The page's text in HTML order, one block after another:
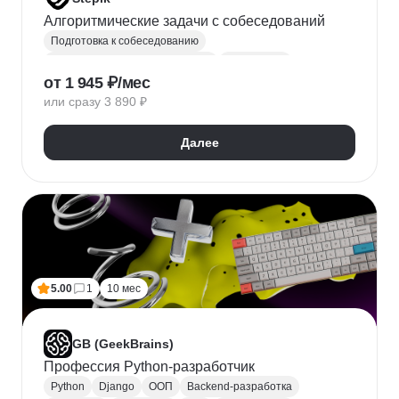
Алгоритмические задачи с собеседований
Подготовка к собеседованию
от 1 945 ₽/мес
или сразу 3 890 ₽
Далее
5.00 1 10 мес
GB (GeekBrains)
Профессия Python-разработчик
Python Django ООП
Backend-разработка